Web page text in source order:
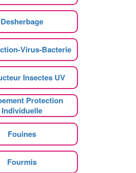
Desherbage
Virus-Bacterie
Insectes UV
Protection
Individuelle
Fouines
Fourmis